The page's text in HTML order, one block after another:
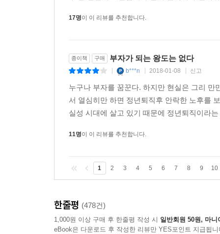
17명이 이 리뷰를 추천합니다.
종이책 구매 부자가 되는 왕도는 없다
b***n 2018-01-08 신고
누구나 부자를 꿈꾼다. 하지만 현실은 그리
서 열심히만 하면 정년퇴직후 안락한 노후를
실성 시대에 살고 있기 때문에 정년퇴직이라
11명이 이 리뷰를 추천합니다.
1 2 3 4 5 6 7 8 9 10
한줄평 (478건)
1,000원 이상 구매 후 한줄평 작성 시 일반회원 50원, 마니
eBook은 다운로드 후 작성한 리뷰만 YES포인트 지급됩니